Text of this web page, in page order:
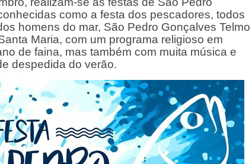
como a festa dos pescadores, todos
homens do mar, São Pedro Gonçalves Telmo
Maria, com um programa religioso em
de faina, mas também com muita música e
despedida do verão.